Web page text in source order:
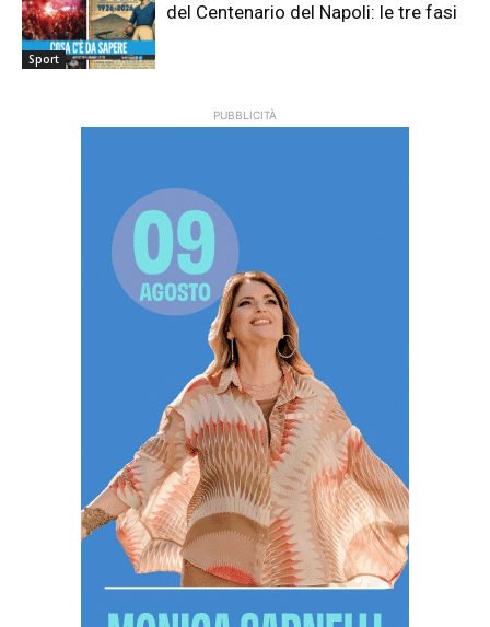
Sport
del Centenario del Napoli: le tre fasi
PUBBLICITÀ